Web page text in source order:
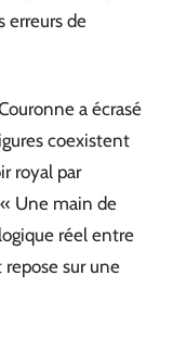
erreurs de
a écrasé
coexistent
royal par
Une main de
réel entre
sur une